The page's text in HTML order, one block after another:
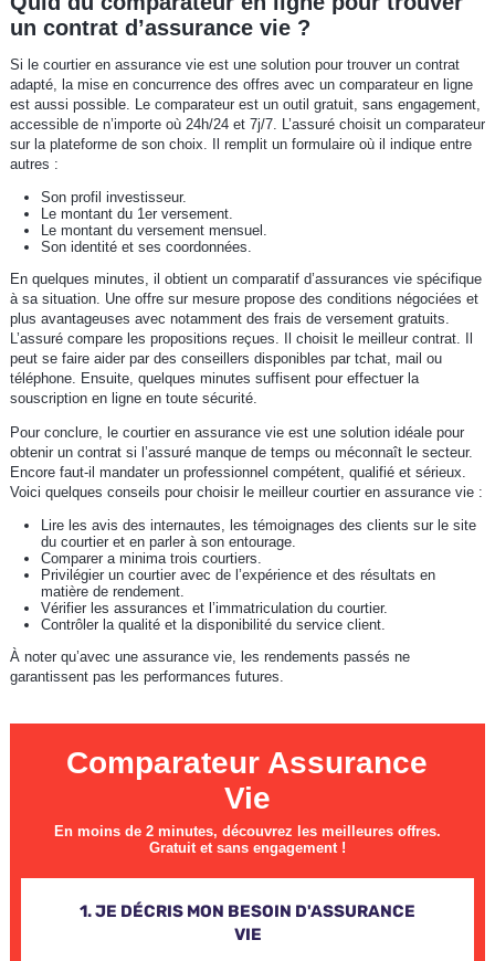
un contrat d’assurance vie ?
Si le courtier en assurance vie est une solution pour trouver un contrat
adapté, la mise en concurrence des offres avec un comparateur en ligne
est aussi possible. Le comparateur est un outil gratuit, sans engagement,
accessible de n’importe où 24h/24 et 7j/7. L’assuré choisit un comparateur
sur la plateforme de son choix. Il remplit un formulaire où il indique entre
autres :
Son profil investisseur.
Le montant du 1er versement.
Le montant du versement mensuel.
Son identité et ses coordonnées.
En quelques minutes, il obtient un comparatif d’assurances vie spécifique
à sa situation. Une offre sur mesure propose des conditions négociées et
plus avantageuses avec notamment des frais de versement gratuits.
L’assuré compare les propositions reçues. Il choisit le meilleur contrat. Il
peut se faire aider par des conseillers disponibles par tchat, mail ou
téléphone. Ensuite, quelques minutes suffisent pour effectuer la
souscription en ligne en toute sécurité.
Pour conclure, le courtier en assurance vie est une solution idéale pour
obtenir un contrat si l’assuré manque de temps ou méconnaît le secteur.
Encore faut-il mandater un professionnel compétent, qualifié et sérieux.
Voici quelques conseils pour choisir le meilleur courtier en assurance vie :
Lire les avis des internautes, les témoignages des clients sur le site
du courtier et en parler à son entourage.
Comparer a minima trois courtiers.
Privilégier un courtier avec de l’expérience et des résultats en
matière de rendement.
Vérifier les assurances et l’immatriculation du courtier.
Contrôler la qualité et la disponibilité du service client.
À noter qu’avec une assurance vie, les rendements passés ne
garantissent pas les performances futures.
Comparateur Assurance
Vie
En moins de 2 minutes, découvrez les meilleures offres.
Gratuit et sans engagement !